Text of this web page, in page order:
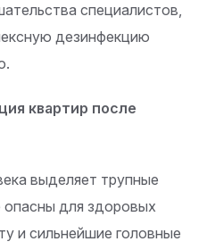
специалистов,
дезинфекцию
квартир после
выделяет трупные
опасны для здоровых
и сильнейшие головные